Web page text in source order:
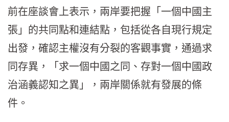
前在座談會上表示，兩岸要把握「一個中國主
張」的共同點和連結點，包括從各自現行規定
出發，確認主權沒有分裂的客觀事實，通過求
同存異，「求一個中國之同、存對一個中國政
治涵義認知之異」，兩岸關係就有發展的條
件。